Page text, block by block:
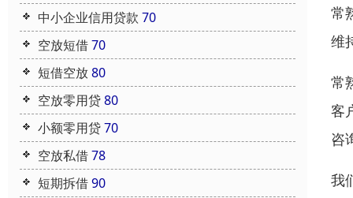
中小企业信用贷款 70
空放短借70
短借空放80
空放零用贷80
小额零用贷70
空放私借78
短期拆借90
常
维
常
客
咨
我